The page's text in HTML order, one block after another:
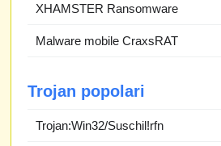
XHAMSTER Ransomware
Malware mobile CraxsRAT
Trojan popolari
Trojan:Win32/Suschil!rfn